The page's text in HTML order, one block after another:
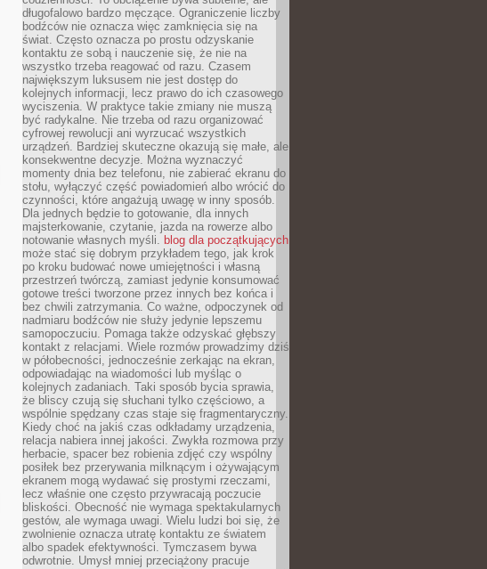
długofalowo bardzo męczące. Ograniczenie liczby
bodźców nie oznacza więc zamknięcia się na
świat. Często oznacza po prostu odzyskanie
kontaktu ze sobą i nauczenie się, że nie na
wszystko trzeba reagować od razu. Czasem
największym luksusem nie jest dostęp do
kolejnych informacji, lecz prawo do ich czasowego
wyciszenia. W praktyce takie zmiany nie muszą
być radykalne. Nie trzeba od razu organizować
cyfrowej rewolucji ani wyrzucać wszystkich
urządzeń. Bardziej skuteczne okazują się małe, ale
konsekwentne decyzje. Można wyznaczyć
momenty dnia bez telefonu, nie zabierać ekranu do
stołu, wyłączyć część powiadomień albo wrócić do
czynności, które angażują uwagę w inny sposób.
Dla jednych będzie to gotowanie, dla innych
majsterkowanie, czytanie, jazda na rowerze albo
notowanie własnych myśli. blog dla początkujących
może stać się dobrym przykładem tego, jak krok
po kroku budować nowe umiejętności i własną
przestrzeń twórczą, zamiast jedynie konsumować
gotowe treści tworzone przez innych bez końca i
bez chwili zatrzymania. Co ważne, odpoczynek od
nadmiaru bodźców nie służy jedynie lepszemu
samopoczuciu. Pomaga także odzyskać głębszy
kontakt z relacjami. Wiele rozmów prowadzimy dziś
w półobecności, jednocześnie zerkając na ekran,
odpowiadając na wiadomości lub myśląc o
kolejnych zadaniach. Taki sposób bycia sprawia,
że bliscy czują się słuchani tylko częściowo, a
wspólnie spędzany czas staje się fragmentaryczny.
Kiedy choć na jakiś czas odkładamy urządzenia,
relacja nabiera innej jakości. Zwykła rozmowa przy
herbacie, spacer bez robienia zdjęć czy wspólny
posiłek bez przerywania milknącym i ożywającym
ekranem mogą wydawać się prostymi rzeczami,
lecz właśnie one często przywracają poczucie
bliskości. Obecność nie wymaga spektakularnych
gestów, ale wymaga uwagi. Wielu ludzi boi się, że
zwolnienie oznacza utratę kontaktu ze światem
albo spadek efektywności. Tymczasem bywa
odwrotnie. Umysł mniej przeciążony pracuje